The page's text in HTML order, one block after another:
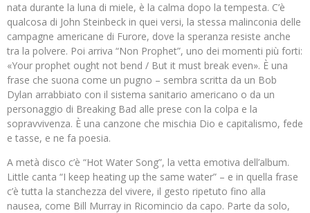
nata durante la luna di miele, è la calma dopo la tempesta. C’è
qualcosa di John Steinbeck in quei versi, la stessa malinconia delle
campagne americane di Furore, dove la speranza resiste anche
tra la polvere. Poi arriva “Non Prophet”, uno dei momenti più forti:
«Your prophet ought not bend / But it must break even». È una
frase che suona come un pugno – sembra scritta da un Bob
Dylan arrabbiato con il sistema sanitario americano o da un
personaggio di Breaking Bad alle prese con la colpa e la
sopravvivenza. È una canzone che mischia Dio e capitalismo, fede
e tasse, e ne fa poesia.
A metà disco c’è “Hot Water Song”, la vetta emotiva dell’album.
Little canta “I keep heating up the same water” – e in quella frase
c’è tutta la stanchezza del vivere, il gesto ripetuto fino alla
nausea, come Bill Murray in Ricomincio da capo. Parte da solo,